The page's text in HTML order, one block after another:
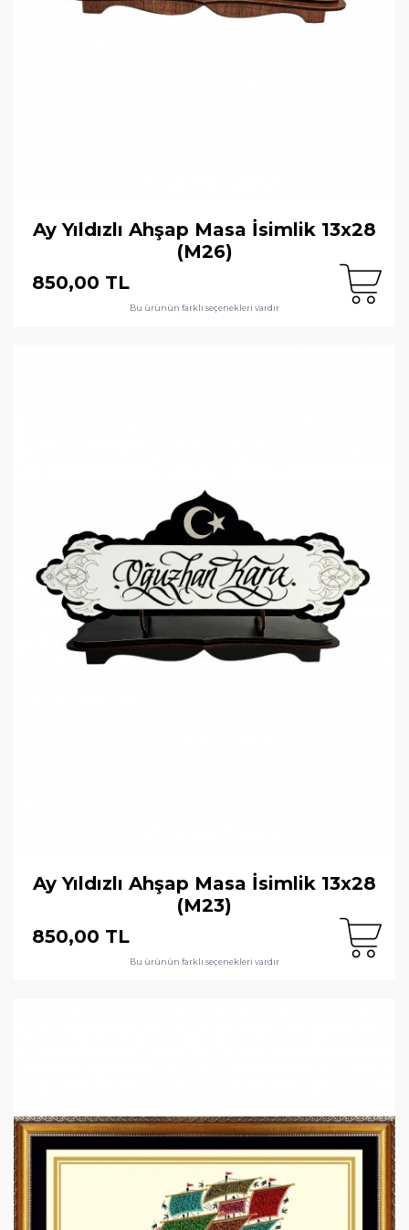
Ay Yıldızlı Ahşap Masa İsimlik 13x28
(M26)
850,00 TL
Bu ürünün farklı seçenekleri vardır
Ay Yıldızlı Ahşap Masa İsimlik 13x28
(M23)
850,00 TL
Bu ürünün farklı seçenekleri vardır